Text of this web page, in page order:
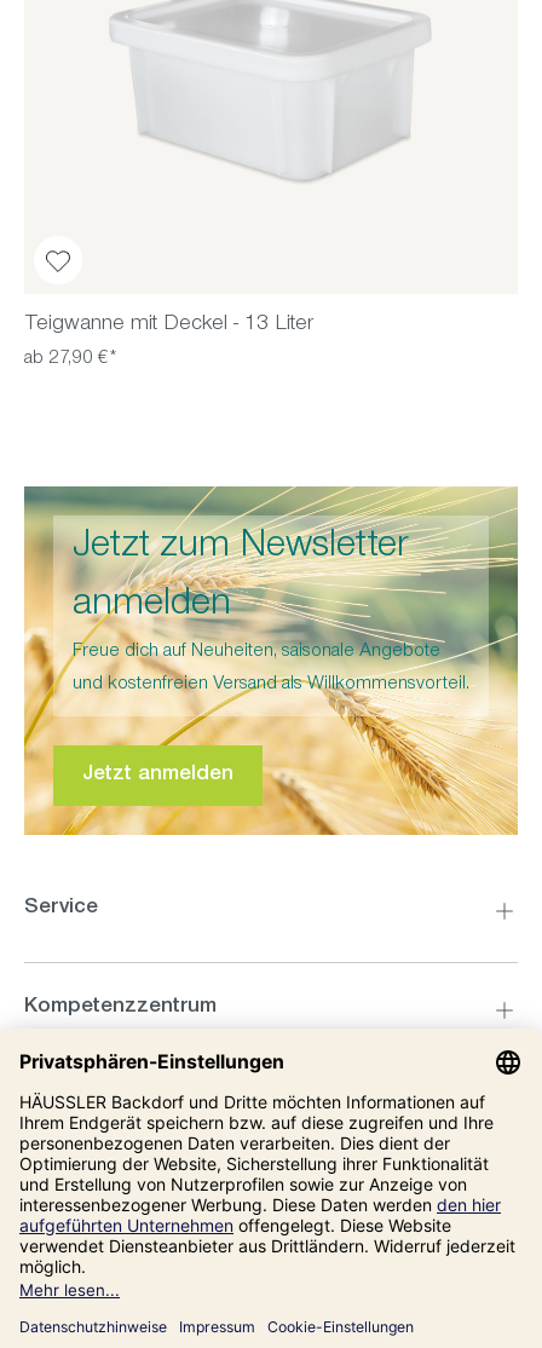
Teigwanne mit Deckel - 13 Liter
ab 27,90 €*
Jetzt zum Newsletter
anmelden
Freue dich auf Neuheiten, saisonale Angebote
und kostenfreien Versand als Willkommensvorteil.
Jetzt anmelden
Service
Kompetenzzentrum
Informationen
Unsere Adresse